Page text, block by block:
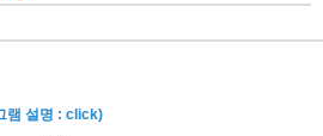
램 설명 : click)